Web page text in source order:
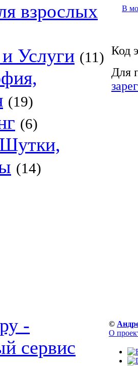
взрослых
Услуги (11)
(19)
(6)
(14)
В
Код
Для
©
О